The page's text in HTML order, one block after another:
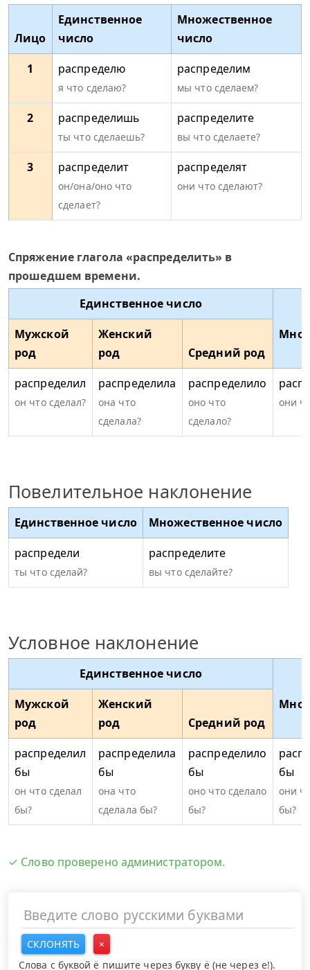
Лицо
Единственное
число
Множественное
число
1
распределю
я что сделаю?
распределим
мы что сделаем?
2 распределишь
ты что сделаешь?
распределите
вы что сделаете?
3 распределит
он/она/оно что
сделает?
распределят
они что сделают?
Спряжение глагола «распределить» в
прошедшем времени.
Единственное число
Мужской
род
Женский
род
Средний род
распределил
он что сделал?
распределила
она что
сделала?
распределило
оно что
сделало?
они
Повелительное наклонение
Единственное число
Множественное число
распредели
ты что сделай?
распределите
вы что сделайте?
Условное наклонение
Единственное число
Мужской
род
Женский
род
Средний род
распределил
бы
он что сделал
бы?
распределила
бы
она что
сделала бы?
распределило
бы
оно что сделало
бы?
бы
они
бы?
✓ Слово проверено администратором.
СКЛОНЯТЬ
×
Слова с буквой ё пишите через букву ё (не через е!).